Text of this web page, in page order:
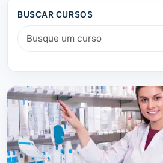
BUSCAR CURSOS